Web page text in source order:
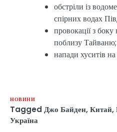
обстріли із
спірних водах
провокації з
поблизу Тайваню;
напади хуситів на
НОВИНИ
Tagged Джо Байден, Китай,
Україна